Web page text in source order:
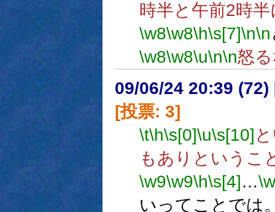
時半と午前2時
\w8\w8\h\s[7]\n\n
\w8\w8\u\n\n怒
09/06/24 20:39 (72)
[投票: 3]
\t\h\s[0]\u\s[10]
もありというこ
\w9\w9\h\s[4]…
いってことでは